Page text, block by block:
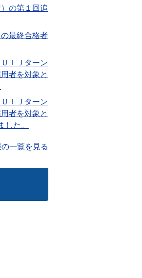
の第１回追
最終合格者
ＩＪターン
者を対象と
ＩＪターン
者を対象と
た。
一覧を見る